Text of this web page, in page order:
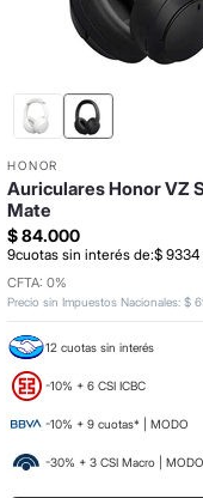
HONOR
Auriculares Honor VZ
Mate
$ 84.000
9cuotas sin interés de:$ 9334
CFTA: 0%
Precio sin Impuestos Nacionales:$
12 cuotas sin interés
-10% + 6 CSI ICBC
-10% + 9 cuotas* | MODO
-30% + 3 CSI Macro |